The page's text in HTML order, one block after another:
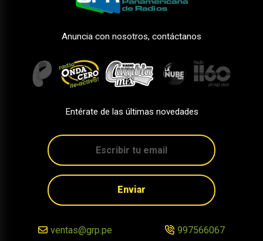
Anuncia con nosotros, contáctanos
Entérate de las últimas novedades
Enviar
ventas@grp.pe 997566067